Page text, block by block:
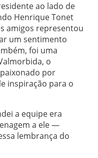
ao lado de
Henrique Tonet
amigos representou
um sentimento
foi uma
o
por
inspiração para o
a equipe era
a ele —
lembrança do